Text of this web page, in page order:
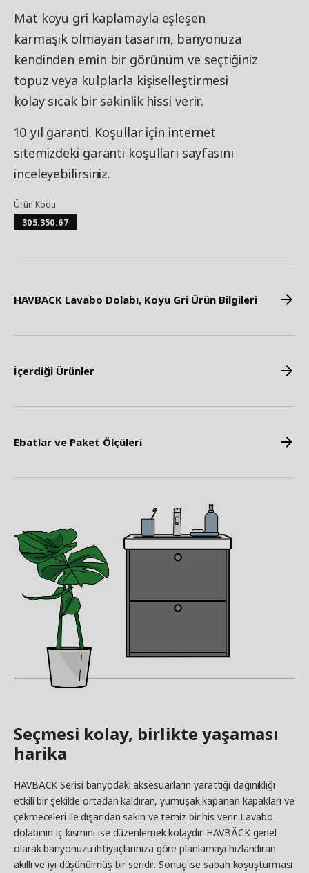
Mat koyu gri kaplamayla eşleşen
karmaşık olmayan tasarım, banyonuza
kendinden emin bir görünüm ve seçtiğiniz
topuz veya kulplarla kişiselleştirmesi
kolay sıcak bir sakinlik hissi verir.
10 yıl garanti. Koşullar için internet
sitemizdeki garanti koşulları sayfasını
inceleyebilirsiniz.
Ürün Kodu
305.350.67
HAVBACK Lavabo Dolabı, Koyu Gri Ürün Bilgileri
İçerdiği Ürünler
Ebatlar ve Paket Ölçüleri
Seçmesi kolay, birlikte yaşaması
harika
HAVBÄCK Serisi banyodaki aksesuarların yarattığı dağınıklığı
etkili bir şekilde ortadan kaldıran, yumuşak kapanan kapakları ve
çekmeceleri ile dışarıdan sakin ve temiz bir his verir. Lavabo
dolabının iç kısmını ise düzenlemek kolaydır. HAVBÄCK genel
olarak banyonuzu ihtiyaçlarınıza göre planlamayı hızlandıran
akıllı ve iyi düşünülmüş bir seridir. Sonuç ise sabah koşuşturması